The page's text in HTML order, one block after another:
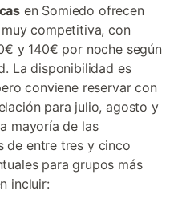
en Somiedo ofrecen
competitiva, con
y 140€ por noche según
La disponibilidad es
conviene reservar con
para julio, agosto y
mayoría de las
de entre tres y cinco
para grupos más
incluir: